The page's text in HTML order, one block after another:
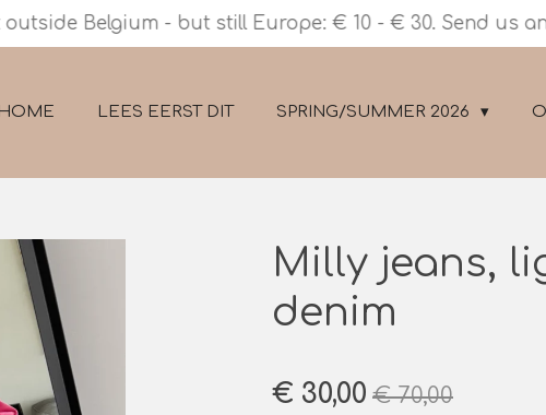
outside Belgium - but still Europe: € 10 - € 30. Send us
HOME LEES EERST DIT SPRING/SUMMER 2026
Milly jeans,
denim
€ 30,00 € 70,00